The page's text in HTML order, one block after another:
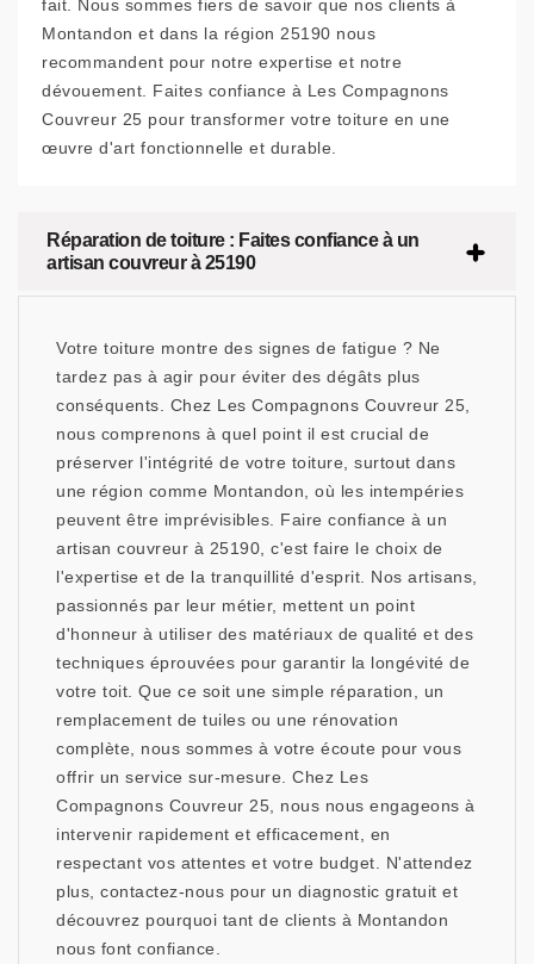
fait. Nous sommes fiers de savoir que nos clients à
Montandon et dans la région 25190 nous
recommandent pour notre expertise et notre
dévouement. Faites confiance à Les Compagnons
Couvreur 25 pour transformer votre toiture en une
œuvre d'art fonctionnelle et durable.
Réparation de toiture : Faites confiance à un
artisan couvreur à 25190
Votre toiture montre des signes de fatigue ? Ne
tardez pas à agir pour éviter des dégâts plus
conséquents. Chez Les Compagnons Couvreur 25,
nous comprenons à quel point il est crucial de
préserver l'intégrité de votre toiture, surtout dans
une région comme Montandon, où les intempéries
peuvent être imprévisibles. Faire confiance à un
artisan couvreur à 25190, c'est faire le choix de
l'expertise et de la tranquillité d'esprit. Nos artisans,
passionnés par leur métier, mettent un point
d'honneur à utiliser des matériaux de qualité et des
techniques éprouvées pour garantir la longévité de
votre toit. Que ce soit une simple réparation, un
remplacement de tuiles ou une rénovation
complète, nous sommes à votre écoute pour vous
offrir un service sur-mesure. Chez Les
Compagnons Couvreur 25, nous nous engageons à
intervenir rapidement et efficacement, en
respectant vos attentes et votre budget. N'attendez
plus, contactez-nous pour un diagnostic gratuit et
découvrez pourquoi tant de clients à Montandon
nous font confiance.